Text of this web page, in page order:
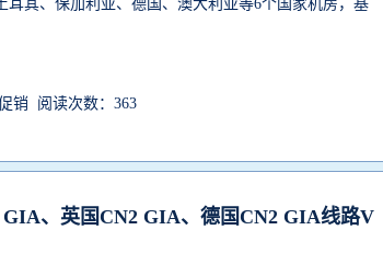
耳其、保加利亚、德国、澳大利亚等6个国家机房，基
销 阅读次数：363
、英国CN2 GIA、德国CN2 GIA线路V